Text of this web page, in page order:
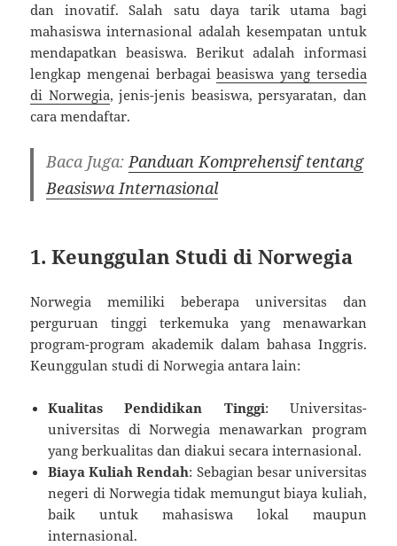
dan inovatif. Salah satu daya tarik utama bagi
mahasiswa internasional adalah kesempatan untuk
mendapatkan beasiswa. Berikut adalah informasi
lengkap mengenai berbagaibeasiswa yang tersedia
di Norwegia, jenis-jenis beasiswa, persyaratan, dan
cara mendaftar.
Baca Juga:Panduan Komprehensif tentang
Beasiswa Internasional
1. Keunggulan Studi di Norwegia
Norwegia memiliki beberapa universitas dan
perguruan tinggi terkemuka yang menawarkan
program-program akademik dalam bahasa Inggris.
Keunggulan studi di Norwegia antara lain:
Kualitas Pendidikan Tinggi: Universitas-
universitas di Norwegia menawarkan program
yang berkualitas dan diakui secara internasional.
Biaya Kuliah Rendah: Sebagian besar universitas
negeri di Norwegia tidak memungut biaya kuliah,
baik untuk mahasiswa lokal maupun
internasional.